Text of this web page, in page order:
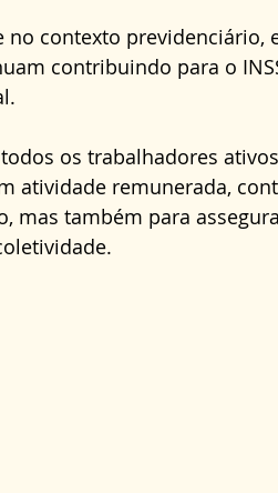
contexto previdenciário,
contribuindo para o
os trabalhadores
atividade remunerada,
mas também para